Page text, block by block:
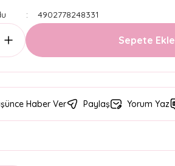
4902778248331
Sepete Ekle
Haber Ver Paylaş Yorum Yaz